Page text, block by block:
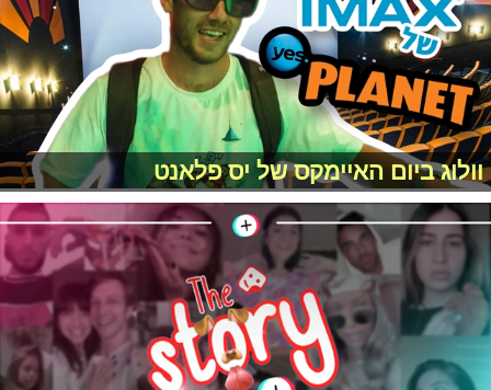
וולוג ביום האיימקס של יס פלאנט